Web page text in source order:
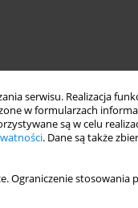
serwisu. Realizacja
w formularzach
są w celu
. Dane są także
Ograniczenie